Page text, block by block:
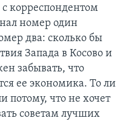
с корреспондентом
номер один
два: сколько бы
Запада в Косово и
забывать, что
ее экономика. То ли
потому, что не хочет
советам лучших